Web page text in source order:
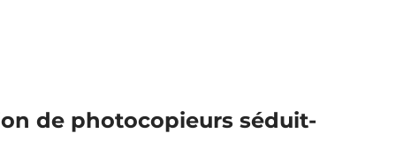
de photocopieurs séduit-